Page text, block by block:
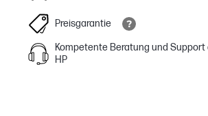
Preisgarantie
Kompetente Beratung und Support
HP